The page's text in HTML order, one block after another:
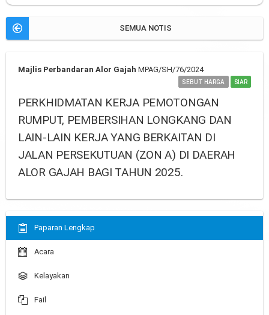
SEMUA NOTIS
Majlis Perbandaran Alor Gajah MPAG/SH/76/2024
SEBUT HARGA SIAR
PERKHIDMATAN KERJA PEMOTONGAN
RUMPUT, PEMBERSIHAN LONGKANG DAN
LAIN-LAIN KERJA YANG BERKAITAN DI
JALAN PERSEKUTUAN (ZON A) DI DAERAH
ALOR GAJAH BAGI TAHUN 2025.
Paparan Lengkap
Acara
Kelayakan
Fail